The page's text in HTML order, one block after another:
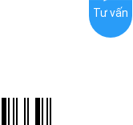
Tư vấn